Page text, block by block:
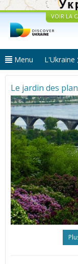
VOIR LA
Menu L'Ukraine
Le jardin des